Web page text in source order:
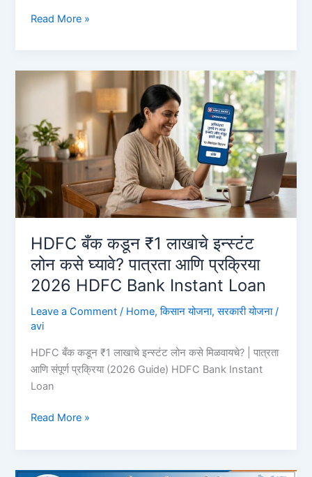
युनियन
लोन:
घरबसल्या
₹५०,०००
ते
₹५
लाख,
पहा
ऑनलाईन
अर्ज
कसा
करावा?
Union
Bank
Loan
Read More »
HDFC बँक कडून ₹1 लाखाचे इन्स्टंट
लोन कसे घ्यावे? पात्रता आणि प्रक्रिया
2026 HDFC Bank Instant Loan
Leave a Comment / Home,किसान योजना,सरकारी योजना/
avi
HDFC बँक कडून ₹1 लाखाचे इन्स्टंट लोन कसे मिळवायचे? | पात्रता
आणि संपूर्ण प्रक्रिया (2026 Guide) HDFC Bank Instant
Loan
HDFC
₹1
Read More »